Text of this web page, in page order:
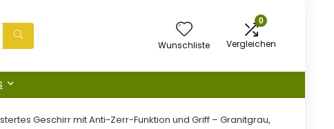
Wunschliste
0
Vergleichen
Geschirr mit Anti-Zerr-Funktion und Griff – Granitgrau,